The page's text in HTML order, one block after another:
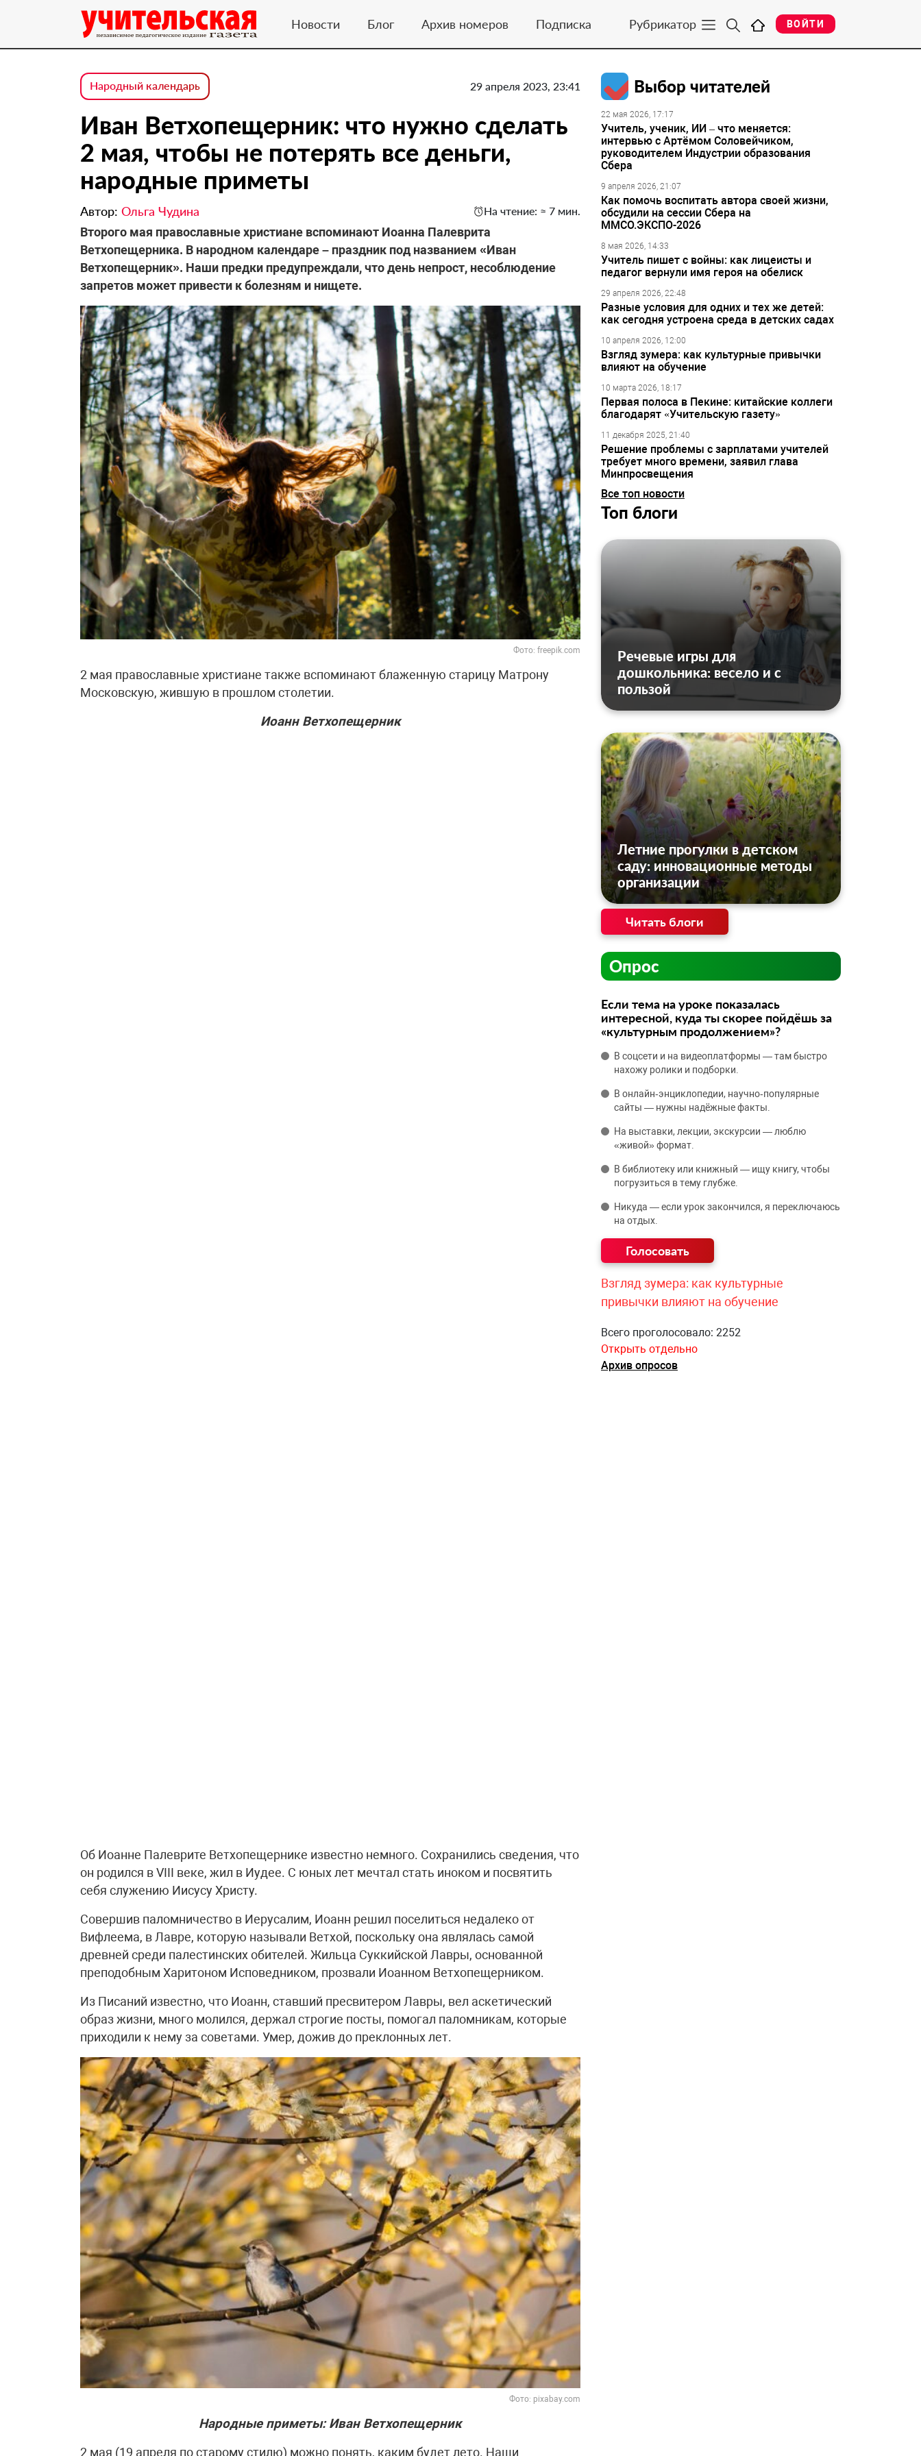
Новости Блог Архив номеров Подписка Рубрикатор ВОЙТИ
Народный календарь 29 апреля 2023, 23:41
Иван Ветхопещерник: что нужно сделать
2 мая, чтобы не потерять все деньги,
народные приметы
Автор: Ольга Чудина На чтение: ≈ 7 мин.
Второго мая православные христиане вспоминают Иоанна Палеврита
Ветхопещерника. В народном календаре – праздник под названием «Иван
Ветхопещерник». Наши предки предупреждали, что день непрост, несоблюдение
запретов может привести к болезням и нищете.
Фото: freepik.com
2 мая православные христиане также вспоминают блаженную старицу Матрону
Московскую, жившую в прошлом столетии.
Иоанн Ветхопещерник
Об Иоанне Палеврите Ветхопещернике известно немного. Сохранились сведения, что
он родился в VIII веке, жил в Иудее. С юных лет мечтал стать иноком и посвятить
себя служению Иисусу Христу.
Совершив паломничество в Иерусалим, Иоанн решил поселиться недалеко от
Вифлеема, в Лавре, которую называли Ветхой, поскольку она являлась самой
древней среди палестинских обителей. Жильца Суккийской Лавры, основанной
преподобным Харитоном Исповедником, прозвали Иоанном Ветхопещерником.
Из Писаний известно, что Иоанн, ставший пресвитером Лавры, вел аскетический
образ жизни, много молился, держал строгие посты, помогал паломникам, которые
приходили к нему за советами. Умер, дожив до преклонных лет.
Фото: pixabay.com
Народные приметы: Иван Ветхопещерник
2 мая (19 апреля по старому стилю) можно понять, каким будет лето. Наши
Выбор читателей
22 мая 2026, 17:17
Учитель, ученик, ИИ – что меняется:
интервью с Артёмом Соловейчиком,
руководителем Индустрии образования
Сбера
9 апреля 2026, 21:07
Как помочь воспитать автора своей жизни,
обсудили на сессии Сбера на
ММСО.ЭКСПО-2026
8 мая 2026, 14:33
Учитель пишет с войны: как лицеисты и
педагог вернули имя героя на обелиск
29 апреля 2026, 22:48
Разные условия для одних и тех же детей:
как сегодня устроена среда в детских садах
10 апреля 2026, 12:00
Взгляд зумера: как культурные привычки
влияют на обучение
10 марта 2026, 18:17
Первая полоса в Пекине: китайские коллеги
благодарят «Учительскую газету»
11 декабря 2025, 21:40
Решение проблемы с зарплатами учителей
требует много времени, заявил глава
Минпросвещения
Все топ новости
Топ блоги
Речевые игры для
дошкольника: весело и с
пользой
Летние прогулки в детском
саду: инновационные методы
организации
Читать блоги
Опрос
Если тема на уроке показалась
интересной, куда ты скорее пойдёшь за
«культурным продолжением»?
В соцсети и на видеоплатформы — там быстро
нахожу ролики и подборки.
В онлайн‑энциклопедии, научно‑популярные
сайты — нужны надёжные факты.
На выставки, лекции, экскурсии — люблю
«живой» формат.
В библиотеку или книжный — ищу книгу, чтобы
погрузиться в тему глубже.
Никуда — если урок закончился, я переключаюсь
на отдых.
Взгляд зумера: как культурные
привычки влияют на обучение
Всего проголосовало: 2252
Открыть отдельно
Архив опросов